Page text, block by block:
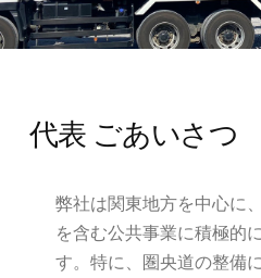
代表 ごあいさつ
弊社は関東地方を中心に
を含む公共事業に積極的
す。特に、圏央道の整備